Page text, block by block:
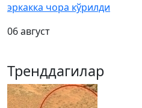
эркакка чора кўрилди
06 август
Тренддагилар